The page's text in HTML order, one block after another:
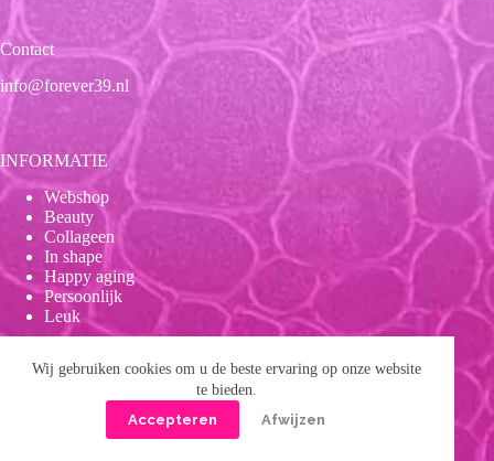
Wij gebruiken cookies om u de beste ervaring op onze website
te bieden.
Accepteren
Afwijzen
Contact
info@forever39.nl
INFORMATIE
Webshop
Beauty
Collageen
In shape
Happy aging
Persoonlijk
Leuk
Wetenschappelijk bewezen